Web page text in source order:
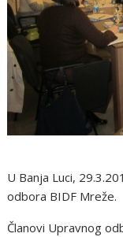
U Banja Luci,
odbora BIDF Mreže.
Članovi Upravnog